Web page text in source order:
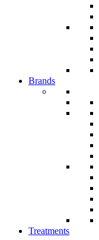
Brands
Treatments